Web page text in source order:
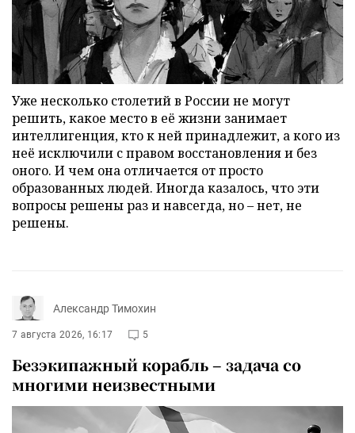
Уже несколько столетий в России не могут
решить, какое место в её жизни занимает
интеллигенция, кто к ней принадлежит, а кого из
неё исключили с правом восстановления и без
оного. И чем она отличается от просто
образованных людей. Иногда казалось, что эти
вопросы решены раз и навсегда, но – нет, не
решены.
Александр Тимохин
7 августа 2026, 16:17 5
Безэкипажный корабль – задача со
многими неизвестными